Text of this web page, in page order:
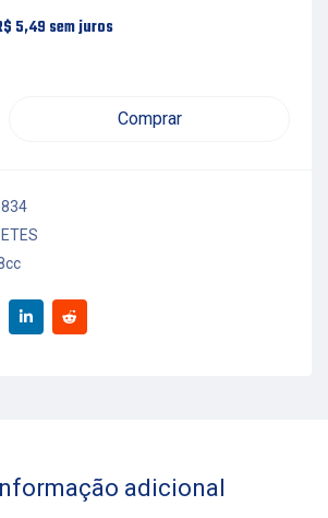
5,49 sem juros
Comprar
adicional